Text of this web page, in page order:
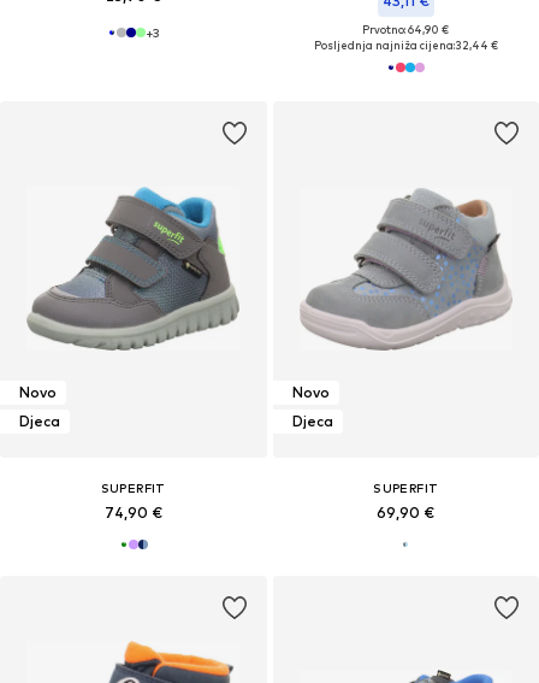
+3
Prvotno: 64,90 €
Posljednja najniža cijena:32,44 €
Novo
Djeca
SUPERFIT
74,90 €
Novo
Djeca
SUPERFIT
69,90 €